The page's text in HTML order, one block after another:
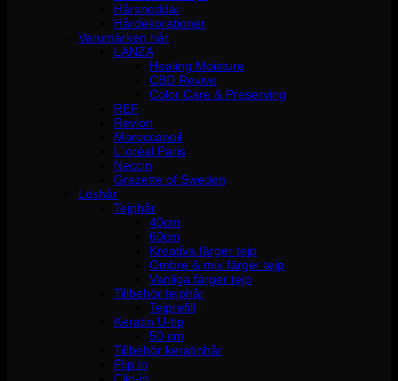
Hårsnoddar
Hårdekorationer
Varumärken hår
LANZA
Healing Moisture
CBD Revive
Color Care & Preserving
REF
Revlon
Moroccanoil
L´oréal Paris
Neccin
Grazette of Sweden
Löshår
Tejphår
40cm
60cm
Kreativa färger tejp
Ombre & mix färger tejp
Vanliga färger tejp
Tillbehör tejphår
Tejprefill
Keratin U-tip
50 cm
Tillbehör keratinhår
Flip in
Clip-in